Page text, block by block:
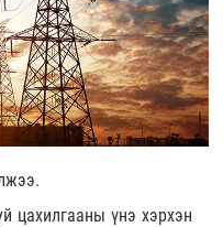
цахилгааны үнэ хэрхэн